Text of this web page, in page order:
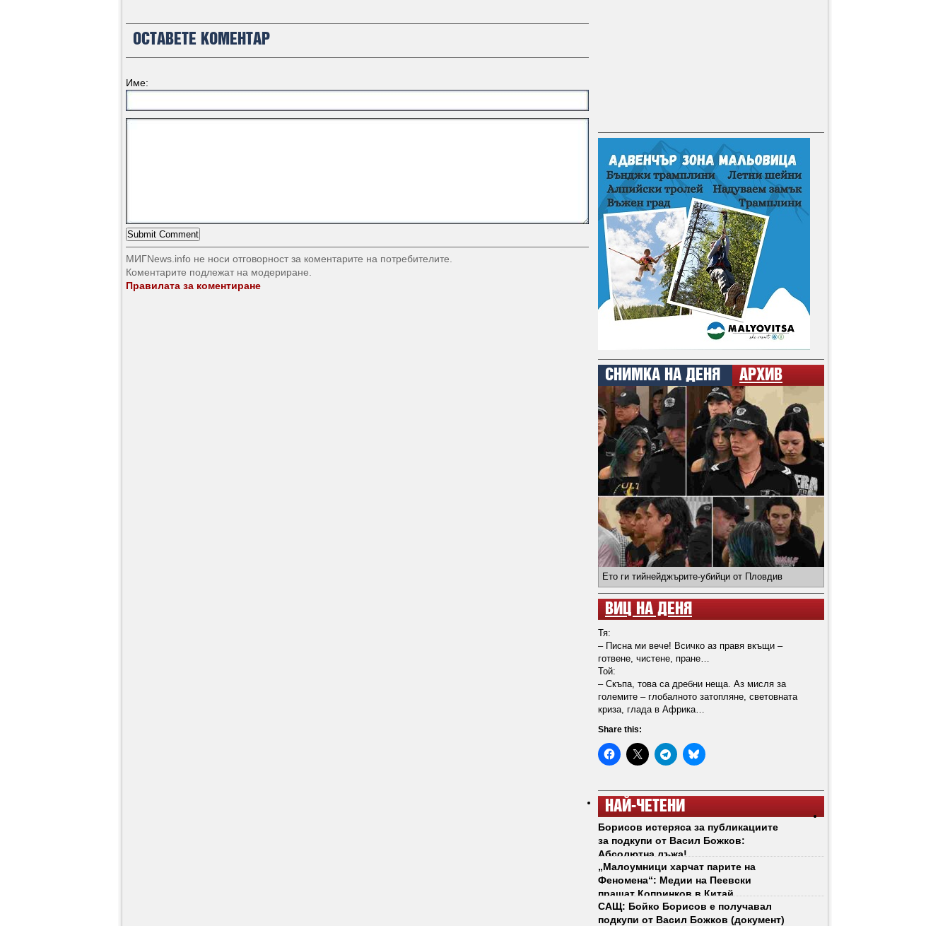
ОСТАВЕТЕ КОМЕНТАР
Име:
МИГNews.info не носи отговорност за коментарите на потребителите.
Коментарите подлежат на модериране.
Правилата за коментиране
СНИМКА НА ДЕНЯ АРХИВ
Ето ги тийнейджърите-убийци от Пловдив
ВИЦ НА ДЕНЯ
Тя:
– Писна ми вече! Всичко аз правя вкъщи –
готвене, чистене, пране…
Той:
– Скъпа, това са дребни неща. Аз мисля за
големите – глобалното затопляне, световната
криза, глада в Африка…
Share this:
НАЙ-ЧЕТЕНИ
Борисов истеряса за публикациите
за подкупи от Васил Божков:
Абсолютна лъжа!
„Малоумници харчат парите на
Феномена“: Медии на Пеевски
пращат Копринков в Китай
САЩ: Бойко Борисов е получавал
подкупи от Васил Божков (документ)